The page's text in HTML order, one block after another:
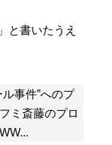
と書いたうえ
事件”へのプ
ミ斎藤のプロ